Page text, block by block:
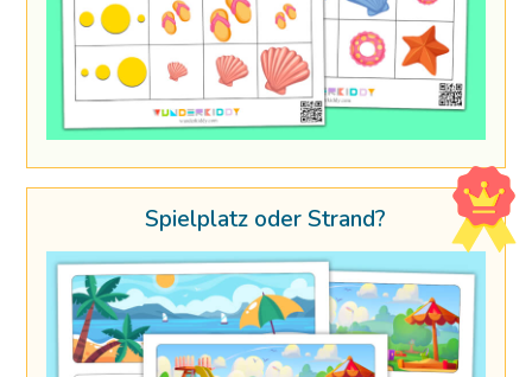
Spielplatz oder Strand?